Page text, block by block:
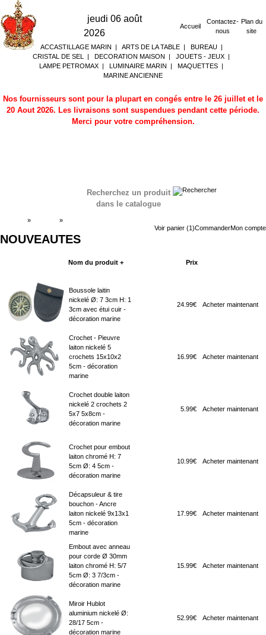
jeudi 06 août
2026
Accueil
Contactez-
nous
Plan du
site
ACCASTILLAGE MARIN | ARTS DE LA TABLE| BUREAU|
CRISTAL DE SEL
| DECORATION MAISON | JOUETS - JEUX |
LAMPE PETROMAX | LUMINAIRE MARIN | MAQUETTES |
MARINE ANCIENNE
Nos fournisseurs sont pour la plupart en congés entre le 26 juillet et le
20 Aout 2026. Les livraisons sont suspendues pendant cette période.
Merci pour votre compréhension.
Recherchez un produit
dans le catalogue
Voir panier (1)CommanderMon compte
» »
NOUVEAUTES
Nom du produit + Prix
Boussole laitin
nickelé Ø: 7 3cm H: 1
3cm avec étui cuir -
décoration marine
24.99€ Acheter maintenant
Crochet - Pieuvre
laiton nickelé 5
crochets 15x10x2
5cm - décoration
marine
16.99€ Acheter maintenant
Crochet double laiton
nickelé 2 crochets 2
5x7 5x8cm -
décoration marine
5.99€ Acheter maintenant
Crochet pour embout
laiton chromé H: 7
5cm Ø: 4 5cm -
décoration marine
10.99€ Acheter maintenant
Décapsuleur & tire
bouchon - Ancre
laiton nickelé 9x13x1
5cm - décoration
marine
17.99€ Acheter maintenant
Embout avec anneau
pour corde Ø 30mm
laiton chromé H: 5/7
5cm Ø: 3 7/3cm -
décoration marine
15.99€ Acheter maintenant
Miroir Hublot
aluminium nickelé Ø:
28/17 5cm -
décoration marine
52.99€ Acheter maintenant